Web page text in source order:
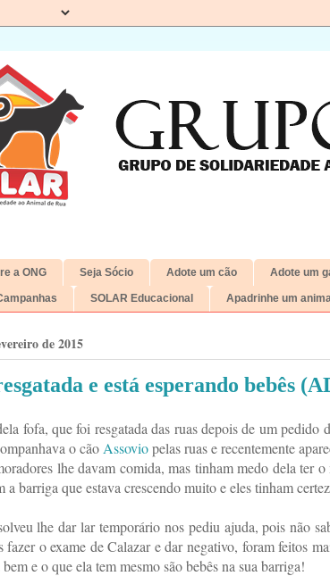
a ONG Seja Sócio Adote um cão Adote um
SOLAR Educacional Apadrinhe um
de 2015
e está esperando bebês
fofa, que foi resgatada das ruas depois de um pedido
o cão Assoviopelas ruas e recentemente
lhe davam comida, mas tinham medo dela ter
a barriga que estava crescendo muito e eles tinham
lhe dar lar temporário nos pediu ajuda, pois não
fazer o exame de Calazar e dar negativo, foram feitos
bem e o que ela tem mesmo são bebês na sua barriga!